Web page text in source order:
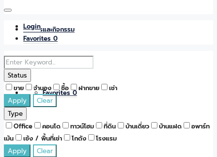
ข่าวสารและกิจกรรม
Favorites0
Login
Favorites 0
Status
ขาย จำนอง ซื้อ ฝากขาย เช่า
Apply
Clear
Type
Office คอนโด ทาวน์โฮม ที่ดิน บ้านเดี่ยว บ้านแฝด
อพาร์ท
เม้น
เซ้ง / พื้นที่เช่า โกดัง โรงแรม
Apply Clear